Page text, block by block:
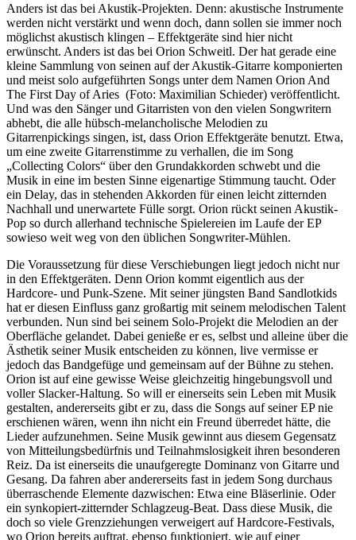
Anders ist das bei Akustik-Projekten. Denn: akustische Instrumente
werden nicht verstärkt und wenn doch, dann sollen sie immer noch
möglichst akustisch klingen – Effektgeräte sind hier nicht
erwünscht. Anders ist das bei Orion Schweitl. Der hat gerade eine
kleine Sammlung von seinen auf der Akustik-Gitarre komponierten
und meist solo aufgeführten Songs unter dem Namen Orion And
The First Day of Aries (Foto: Maximilian Schieder) veröffentlicht.
Und was den Sänger und Gitarristen von den vielen Songwritern
abhebt, die alle hübsch-melancholische Melodien zu
Gitarrenpickings singen, ist, dass Orion Effektgeräte benutzt. Etwa,
um eine zweite Gitarrenstimme zu verhallen, die im Song
„Collecting Colors“ über den Grundakkorden schwebt und die
Musik in eine im besten Sinne eigenartige Stimmung taucht. Oder
ein Delay, das in stehenden Akkorden für einen leicht zitternden
Nachhall und unerwartete Fülle sorgt. Orion rückt seinen Akustik-
Pop so durch allerhand technische Spielereien im Laufe der EP
sowieso weit weg von den üblichen Songwriter-Mühlen.
Die Voraussetzung für diese Verschiebungen liegt jedoch nicht nur
in den Effektgeräten. Denn Orion kommt eigentlich aus der
Hardcore- und Punk-Szene. Mit seiner jüngsten Band Sandlotkids
hat er diesen Einfluss ganz großartig mit seinem melodischen Talent
verbunden. Nun sind bei seinem Solo-Projekt die Melodien an der
Oberfläche gelandet. Dabei genieße er es, selbst und alleine über die
Ästhetik seiner Musik entscheiden zu können, live vermisse er
jedoch das Bandgefüge und gemeinsam auf der Bühne zu stehen.
Orion ist auf eine gewisse Weise gleichzeitig hingebungsvoll und
voller Slacker-Haltung. So will er einerseits sein Leben mit Musik
gestalten, andererseits gibt er zu, dass die Songs auf seiner EP nie
erschienen wären, wenn ihn nicht ein Freund überredet hätte, die
Lieder aufzunehmen. Seine Musik gewinnt aus diesem Gegensatz
von Mitteilungsbedürfnis und Teilnahmslosigkeit ihren besonderen
Reiz. Da ist einerseits die unaufgeregte Dominanz von Gitarre und
Gesang. Da fahren aber andererseits fast in jedem Song durchaus
überraschende Elemente dazwischen: Etwa eine Bläserlinie. Oder
ein synkopiert-zitternder Schlagzeug-Beat. Dass diese Musik, die
doch so viele Grenzziehungen verweigert auf Hardcore-Festivals,
wo Orion bereits auftrat, ebenso funktioniert, wie auf einer